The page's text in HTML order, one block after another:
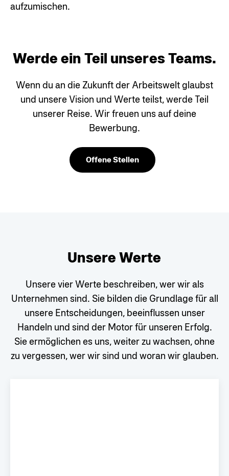
aufzumischen.
Werde ein Teil unseres Teams.
Wenn du an die Zukunft der Arbeitswelt glaubst
und unsereVision und Werte teilst, werde Teil
unserer Reise. Wir freuen uns auf deine
Bewerbung.
Offene Stellen
Unsere Werte
Unsere vier Werte beschreiben, wer wir als
Unternehmen sind. Sie bilden die Grundlage für all
unsere Entscheidungen, beeinflussen unser
Handeln und sind der Motor für unseren Erfolg.
Sie ermöglichen es uns, weiter zu wachsen, ohne
zu vergessen, wer wir sind und woran wir glauben.